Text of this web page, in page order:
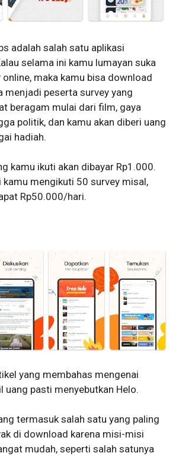
adalah salah satu aplikasi
selama ini kamu lumayan suka
maka kamu bisa download
menjadi peserta survey yang
beragam mulai dari film, gaya
politik, dan kamu akan diberi uang
hadiah.
kamu ikuti akan dibayar Rp1.000.
kamu mengikuti 50 survey misal,
Rp50.000/hari.
yang membahas mengenai
uang pasti menyebutkan Helo.
termasuk salah satu yang paling
di download karena misi-misi
mudah, seperti salah satunya